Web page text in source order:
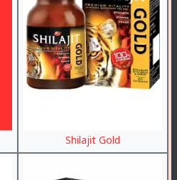
Shilajit Gold